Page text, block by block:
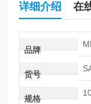
详细介绍 在
品牌
货号
规格